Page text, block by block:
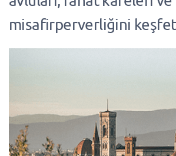
misafirperverliğini